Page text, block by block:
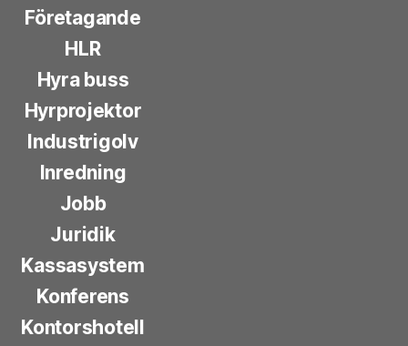
Företagande
HLR
Hyra buss
Hyrprojektor
Industrigolv
Inredning
Jobb
Juridik
Kassasystem
Konferens
Kontorshotell